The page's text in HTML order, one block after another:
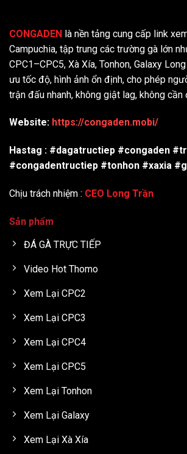
CONGADEN là nền tảng cung cấp link
Campuchia, tập trung các trường gà lớn
CPC1–CPC5, Xà Xía, Tonhon, Galaxy
ưu tốc độ, hình ảnh ổn định, cho phép
trận đấu nhanh, không giật lag, không cần
Website: https://congaden.mobi/
Hastag : #dagatructiep #congaden
#congadentructiep #tonhon #xaxia
Chịu trách nhiệm : CEO Long Trần
Sản phẩm
ĐÁ GÀ TRỰC TIẾP
Video Hot Thomo
Xem Lại CPC2
Xem Lại CPC3
Xem Lại CPC4
Xem Lại CPC5
Xem Lại Tonhon
Xem Lại Galaxy
Xem Lại Xà Xía